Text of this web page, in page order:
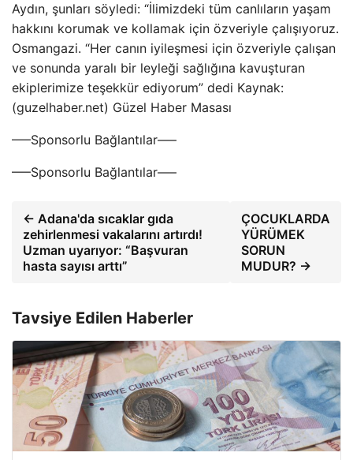
Aydın, şunları söyledi: “İlimizdeki tüm canlıların yaşam
hakkını korumak ve kollamak için özveriyle çalışıyoruz.
Osmangazi. “Her canın iyileşmesi için özveriyle çalışan
ve sonunda yaralı bir leyleği sağlığına kavuşturan
ekiplerimize teşekkür ediyorum” dedi Kaynak:
(guzelhaber.net) Güzel Haber Masası
—–Sponsorlu Bağlantılar—–
—–Sponsorlu Bağlantılar—–
← Adana'da sıcaklar gıda
zehirlenmesi vakalarını artırdı!
Uzman uyarıyor: “Başvuran
hasta sayısı arttı”
ÇOCUKLARDA
YÜRÜMEK
SORUN
MUDUR? →
Tavsiye Edilen Haberler